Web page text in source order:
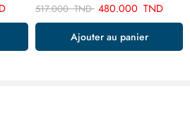
517.000TND 480.000 TND
Ajouter au panier